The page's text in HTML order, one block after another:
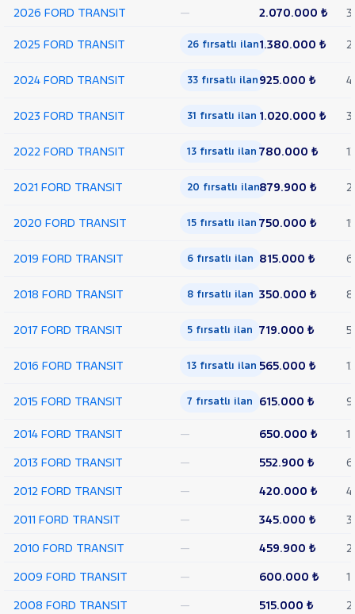
Minibüs
Çift
Arka
KAMYONET
KASALI
300
FWD
EKSTRA
ŞASI
350 ED
UZUN
ARKA
VAN
L
350 L
TAVAN
CUSTOM
2026 FORD TRANSIT — 2.070.000 ₺ 3
2025 FORD TRANSIT 26 fırsatlı ilan1.380.000 ₺
2024 FORD TRANSIT 33 fırsatlı ilan925.000 ₺ 41
2023 FORD TRANSIT 31 fırsatlı ilan 1.020.000 ₺
2022 FORD TRANSIT 13 fırsatlı ilan 780.000 ₺
2021 FORD TRANSIT 20 fırsatlı ilan879.900 ₺
2020 FORD TRANSIT 15 fırsatlı ilan 750.000 ₺
2019 FORD TRANSIT 6 fırsatlı ilan 815.000 ₺ 6
2018 FORD TRANSIT 8 fırsatlı ilan 350.000 ₺ 8
2017 FORD TRANSIT 5 fırsatlı ilan 719.000 ₺ 5
2016 FORD TRANSIT 13 fırsatlı ilan 565.000 ₺
2015 FORD TRANSIT 7 fırsatlı ilan 615.000 ₺ 9
2014 FORD TRANSIT — 650.000 ₺
1
2013 FORD TRANSIT
— 552.900 ₺
6
2012 FORD TRANSIT
— 420.000 ₺
4
2011 FORD TRANSIT
— 345.000 ₺
3
2010 FORD TRANSIT
— 459.900 ₺
2
2009 FORD TRANSIT
— 600.000 ₺
1
2008 FORD TRANSIT
— 515.000 ₺
2